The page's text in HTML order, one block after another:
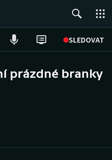
SLEDOVAT
prázdné branky